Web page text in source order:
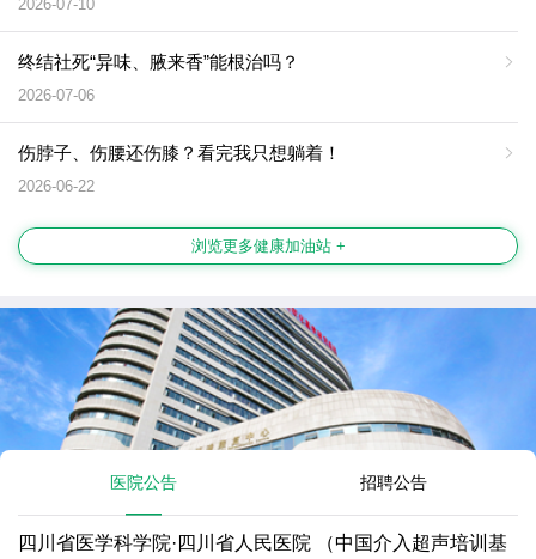
2026-07-10
终结社死“异味、腋来香”能根治吗？
2026-07-06
伤脖子、伤腰还伤膝？看完我只想躺着！
2026-06-22
浏览更多健康加油站 +
医院公告 招聘公告
四川省医学科学院·四川省人民医院 （中国介入超声培训基